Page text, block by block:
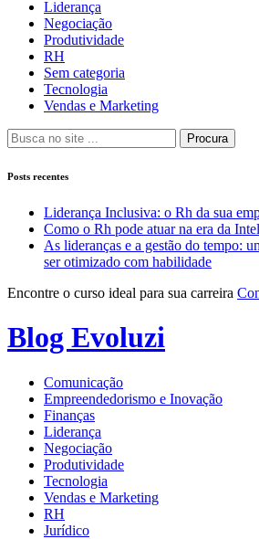
Liderança
Negociação
Produtividade
RH
Sem categoria
Tecnologia
Vendas e Marketing
Procura
Posts recentes
Liderança Inclusiva: o Rh da sua
Como o Rh pode atuar na era da
As lideranças e a gestão do tempo:
ser otimizado com habilidade
Encontre o curso ideal para sua carreira
para
conteúdo
Blog Evoluzi
Comunicação
Empreendedorismo e Inovação
Finanças
Liderança
Negociação
Produtividade
Tecnologia
Vendas e Marketing
RH
Jurídico